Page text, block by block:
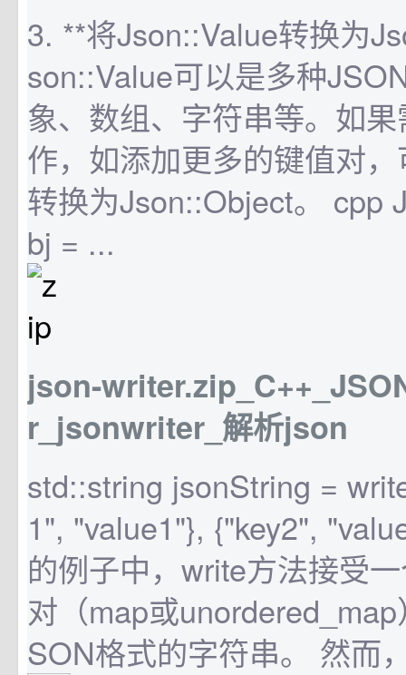
3. **将Json::Value转换为
son::Value可以是多种
象、数组、字符串等。如
作，如添加更多的键值对
转换为Json::Object。 cpp
bj = ...
json-
r_jsonwriter_解析json
std::string jsonString =
1", "value1"}, {"key2",
的例子中，write方法接受
对（map或
SON格式的字符串。 然而